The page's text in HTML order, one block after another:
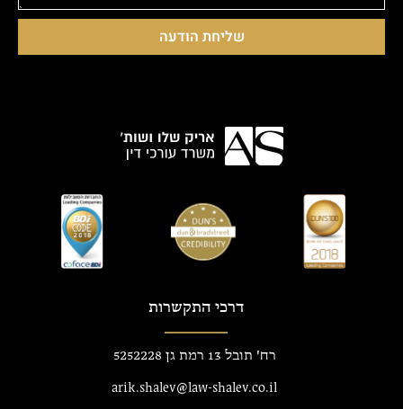
שליחת הודעה
דרכי התקשרות
רח' תובל 13 רמת גן 5252228
arik.shalev@law-shalev.co.il